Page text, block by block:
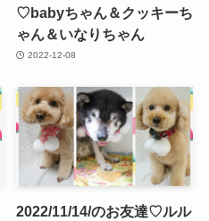
♡babyちゃん＆クッキーち
ゃん＆いなりちゃん
2022-12-08
2022/11/14/のお友達♡ルル